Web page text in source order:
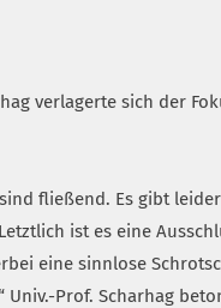
verlagerte sich der
fließend. Es gibt
ist es eine
eine sinnlose
Prof. Scharhag